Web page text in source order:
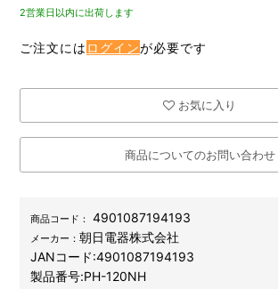
2営業日以内に出荷します
ご注文には ログインが必要です
お気に入り
商品についてのお問い合わせ
商品コード： 4901087194193
メーカー：朝日電器株式会社
JANコード:4901087194193
製品番号:PH-120NH